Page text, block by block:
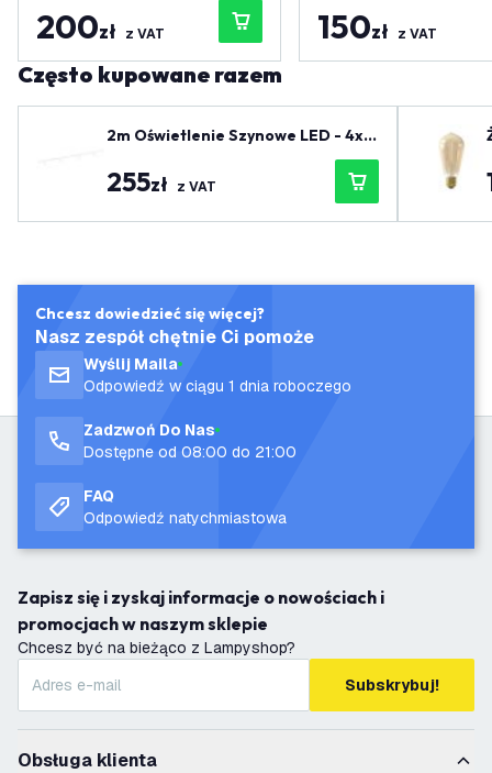
200zł z VAT 150zł z VAT
Często kupowane razem
2m Oświetlenie Szynowe LED - 4x R
eflektor Szynowy - Możliwość Przyc
iemniania - System Szynowy 1-fazo
255zł z VAT
Chcesz dowiedzieć się więcej?
Nasz zespół chętnie Ci pomoże
Wyślij Maila
Odpowiedź w ciągu 1 dnia roboczego
Zadzwoń Do Nas
Dostępne od 08:00 do 21:00
FAQ
Odpowiedź natychmiastowa
Zapisz się i zyskaj informacje o nowościach i
promocjach w naszym sklepie
Chcesz być na bieżąco z Lampyshop?
Subskrybuj!
Obsługa klienta